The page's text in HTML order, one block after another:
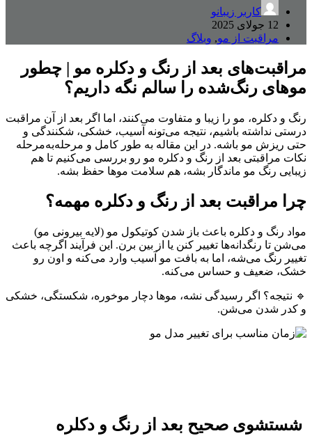
کاربر زیبانو
12 جولای 2025
مراقبت از مو, وبلاگ
مراقبت‌های بعد از رنگ و دکلره مو | چطور
موهای رنگ‌شده را سالم نگه داریم؟
رنگ و دکلره، مو را زیبا و متفاوت می‌کنند، اما اگر بعد از آن مراقبت
درستی نداشته باشیم، نتیجه می‌تونه آسیب، خشکی، شکنندگی و
حتی ریزش مو باشه. در این مقاله به طور کامل و مرحله‌به‌مرحله
نکات مراقبتی بعد از رنگ و دکلره مو رو بررسی می‌کنیم تا هم
زیبایی رنگ مو ماندگار بشه، هم سلامت موها حفظ بشه.
چرا مراقبت بعد از رنگ و دکلره مهمه؟
مواد رنگ و دکلره باعث باز شدن کوتیکول مو (لایه بیرونی مو)
می‌شن تا رنگدانه‌ها تغییر کنن یا از بین برن. این فرآیند اگرچه باعث
تغییر رنگ می‌شه، اما به بافت مو آسیب وارد می‌کنه و اون رو
خشک، ضعیف و حساس می‌کنه.
🔹 نتیجه؟ اگر رسیدگی نشه، موها دچار موخوره، شکستگی، خشکی
و کدر شدن می‌شن.
شستشوی صحیح بعد از رنگ و دکلره